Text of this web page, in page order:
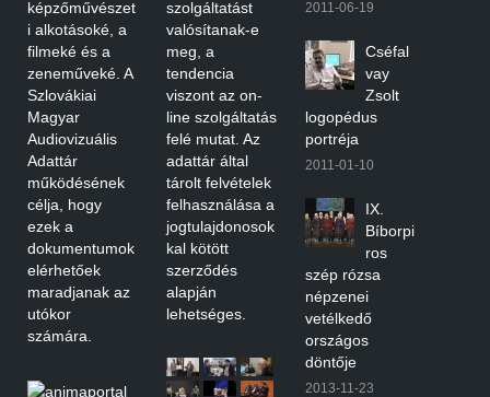
képzőművészet
i alkotásoké, a
filmeké és a
zeneműveké. A
Szlovákiai
Magyar
Audiovizuális
Adattár
működésének
célja, hogy
ezek a
dokumentumok
elérhetőek
maradjanak az
utókor
számára.
szolgáltatást
valósítanak-e
meg, a
tendencia
viszont az on-
line szolgáltatás
felé mutat. Az
adattár által
tárolt felvételek
felhasználása a
jogtulajdonosok
kal kötött
szerződés
alapján
lehetséges.
2011-06-19
Cséfal
vay
Zsolt
logopédus
portréja
2011-01-10
IX.
Bíborpi
ros
szép rózsa
népzenei
vetélkedő
országos
döntője
2013-11-23